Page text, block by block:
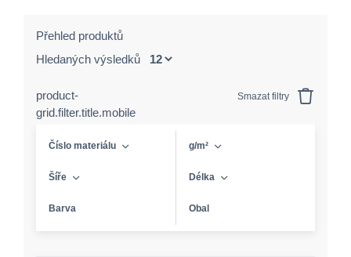
Přehled produktů
Hledaných výsledků
product-
grid.filter.title.mobile
Smazat filtry
Číslo materiálu g/m²
Šíře Délka
Barva Obal